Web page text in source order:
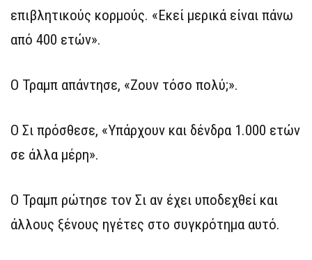
επιβλητικούς κορμούς. «Εκεί μερικά είναι πάνω
από 400 ετών».
Ο Τραμπ απάντησε, «Ζουν τόσο πολύ;».
Ο Σι πρόσθεσε, «Υπάρχουν και δένδρα 1.000 ετών
σε άλλα μέρη».
Ο Τραμπ ρώτησε τον Σι αν έχει υποδεχθεί και
άλλους ξένους ηγέτες στο συγκρότημα αυτό.